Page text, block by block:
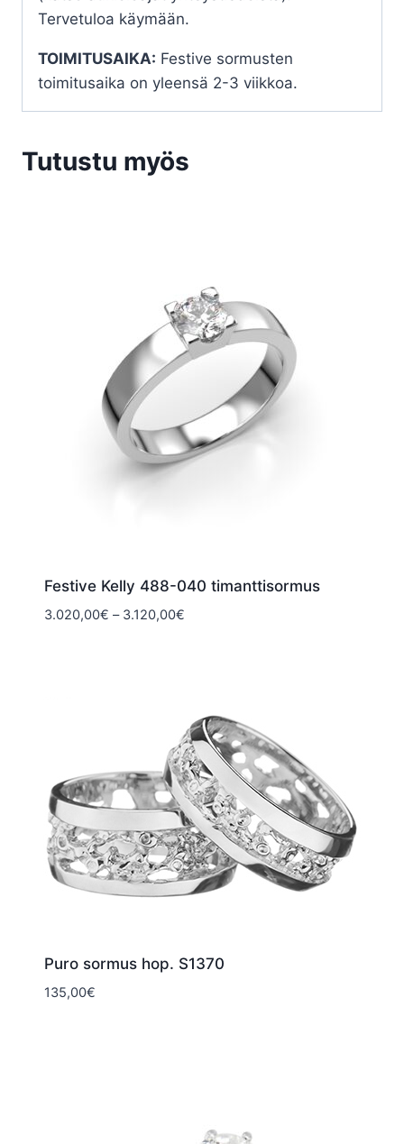
Tervetuloa käymään.
TOIMITUSAIKA: Festive sormusten
toimitusaika on yleensä 2-3 viikkoa.
Tutustu myös
Festive Kelly 488-040 timanttisormus
3.020,00€ – 3.120,00€Hintaluokka:
Puro sormus hop. S1370
135,00€